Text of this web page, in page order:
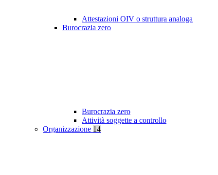
Attestazioni OIV o struttura analoga
Burocrazia zero
Burocrazia zero
Attività soggette a controllo
Organizzazione 14